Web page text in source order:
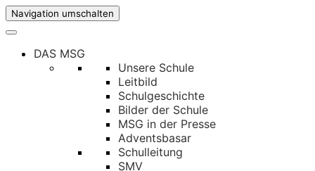
Navigation umschalten
DAS MSG
Unsere Schule
Leitbild
Schulgeschichte
Bilder der Schule
MSG in der Presse
Adventsbasar
Schulleitung
SMV